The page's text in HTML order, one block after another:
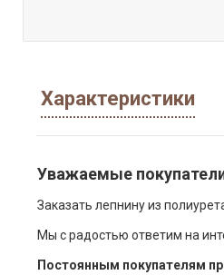
Характеристики
Уважаемые
Заказать лепнину из
Мы с радостью ответим на
Постоянным покупателям